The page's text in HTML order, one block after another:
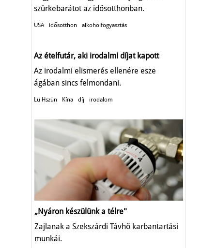
szürkebarátot az idősotthonban.
USA idősotthon alkoholfogyasztás
Az ételfutár, aki irodalmi díjat kapott
Az irodalmi elismerés ellenére esze
ágában sincs felmondani.
Lu Hszün Kína díj irodalom
„Nyáron készülünk a télreʺ
Zajlanak a Szekszárdi Távhő karbantartási
munkái.